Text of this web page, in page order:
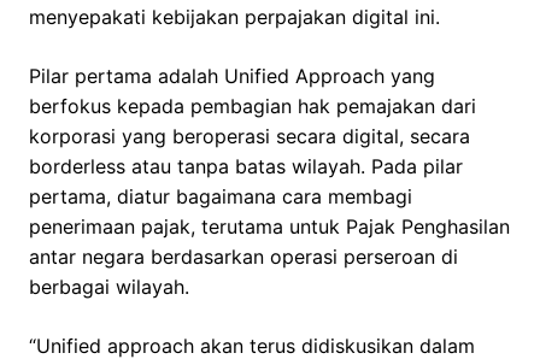
menyepakati kebijakan perpajakan digital ini.
Pilar pertama adalah Unified Approach yang
berfokus kepada pembagian hak pemajakan dari
korporasi yang beroperasi secara digital, secara
borderless atau tanpa batas wilayah. Pada pilar
pertama, diatur bagaimana cara membagi
penerimaan pajak, terutama untuk Pajak Penghasilan
antar negara berdasarkan operasi perseroan di
berbagai wilayah.
“Unified approach akan terus didiskusikan dalam